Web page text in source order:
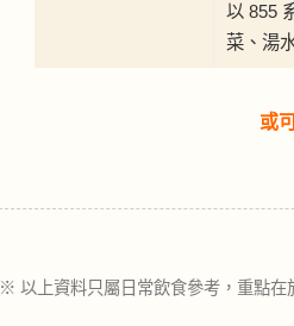
以 855
菜、湯
或
※ 以上資料只屬日常飲食參考，重點在